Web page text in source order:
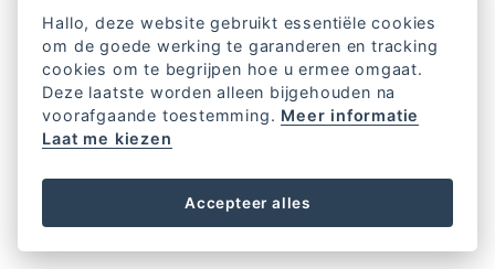
Hallo, deze website gebruikt essentiële cookies
om de goede werking te garanderen en tracking
cookies om te begrijpen hoe u ermee omgaat.
Deze laatste worden alleen bijgehouden na
voorafgaande toestemming. Meer informatie
Laat me kiezen
Accepteer alles